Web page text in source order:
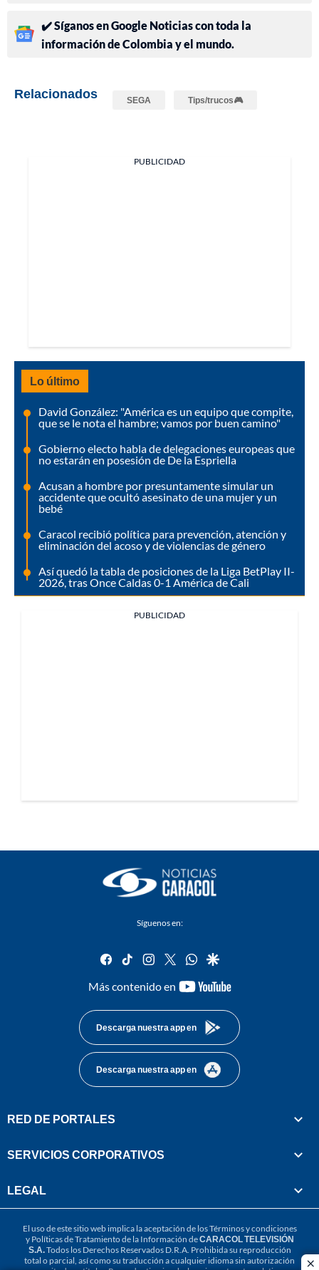
✔️ Síganos en Google Noticias con toda la
información de Colombia y el mundo.
Relacionados SEGA Tips/trucos🎮
PUBLICIDAD
Lo último
David González: "América es un equipo que compite,
que se le nota el hambre; vamos por buen camino"
Gobierno electo habla de delegaciones europeas que
no estarán en posesión de De la Espriella
Acusan a hombre por presuntamente simular un
accidente que ocultó asesinato de una mujer y un
bebé
Caracol recibió política para prevención, atención y
eliminación del acoso y de violencias de género
Así quedó la tabla de posiciones de la Liga BetPlay II-
2026, tras Once Caldas 0-1 América de Cali
PUBLICIDAD
Síguenos en:
facebook
tiktok instagram
twitterwhatsapp
google
Más contenido en
youtube-
Descarga nuestra app en
Descarga nuestra app en
RED DE PORTALES
SERVICIOS CORPORATIVOS
LEGAL
El uso de este sitio web implica la aceptación de losTérminos y condiciones
y Políticas de Tratamiento de la Información deCARACOL TELEVISIÓN
S.A.Todos los Derechos Reservados D.R.A. Prohibida su reproducción
total o parcial, así como su traducción a cualquier idioma sin autorización